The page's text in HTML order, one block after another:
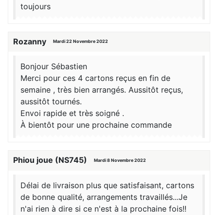
toujours
Rozanny Mardi 22 Novembre 2022
Bonjour Sébastien
Merci pour ces 4 cartons reçus en fin de
semaine , très bien arrangés. Aussitôt reçus,
aussitôt tournés.
Envoi rapide et très soigné .
À bientôt pour une prochaine commande
Phiou joue (NS745) Mardi 8 Novembre 2022
Délai de livraison plus que satisfaisant, cartons
de bonne qualité, arrangements travaillés...Je
n'ai rien à dire si ce n'est à la prochaine fois!!